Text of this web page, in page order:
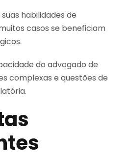
habilidades de
casos se beneficiam
do advogado de
complexas e questões de